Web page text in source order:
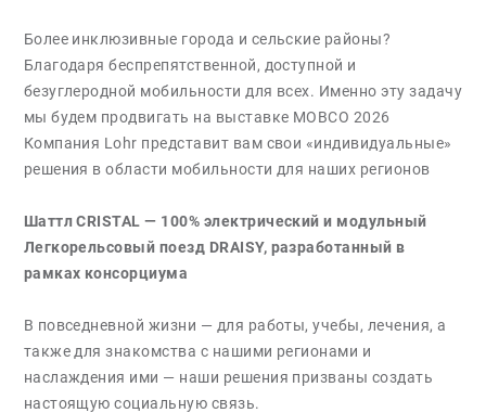
Более инклюзивные города и сельские районы?
Благодаря беспрепятственной, доступной и
безуглеродной мобильности для всех. Именно эту задачу
мы будем продвигать на выставке MOBCO 2026
Компания Lohr представит вам свои «индивидуальные»
решения в области мобильности для наших регионов
Шаттл CRISTAL — 100% электрический и модульный
Легкорельсовый поезд DRAISY, разработанный в
рамках консорциума
В повседневной жизни — для работы, учебы, лечения, а
также для знакомства с нашими регионами и
наслаждения ими — наши решения призваны создать
настоящую социальную связь.